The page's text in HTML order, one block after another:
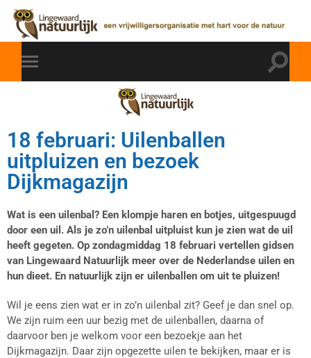
18 februari: Uilenballen
uitpluizen en bezoek
Dijkmagazijn
Wat is een uilenbal? Een klompje haren en botjes, uitgespuugd
door een uil. Als je zo’n uilenbal uitpluist kun je zien wat de uil
heeft gegeten. Op zondagmiddag 18 februari vertellen gidsen
van Lingewaard Natuurlijk meer over de Nederlandse uilen en
hun dieet. En natuurlijk zijn er uilenballen om uit te pluizen!
Wil je eens zien wat er in zo’n uilenbal zit? Geef je dan snel op.
We zijn ruim een uur bezig met de uilenballen, daarna of
daarvoor ben je welkom voor een bezoekje aan het
Dijkmagazijn. Daar zijn opgezette uilen te bekijken, maar er is